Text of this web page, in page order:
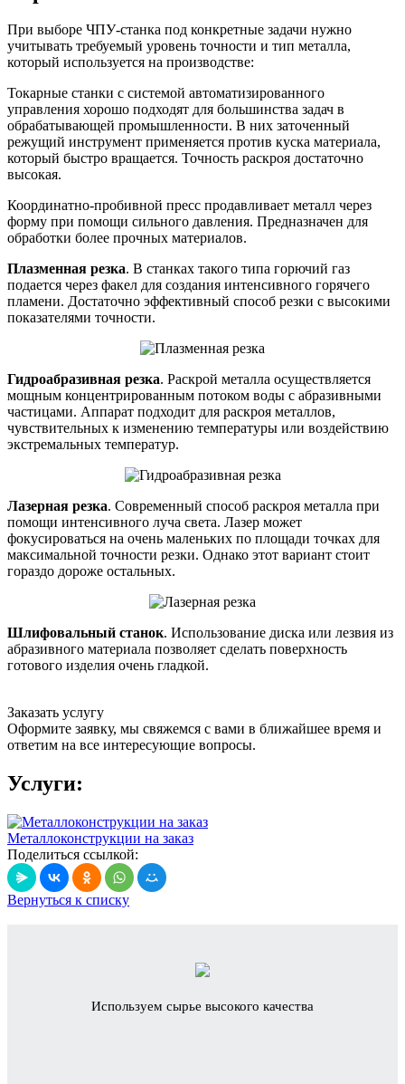
При выборе ЧПУ-станка под конкретные задачи нужно
учитывать требуемый уровень точности и тип металла,
который используется на производстве:
Токарные станки с системой автоматизированного
управления хорошо подходят для большинства задач в
обрабатывающей промышленности. В них заточенный
режущий инструмент применяется против куска материала,
который быстро вращается. Точность раскроя достаточно
высокая.
Координатно-пробивной пресс продавливает металл через
форму при помощи сильного давления. Предназначен для
обработки более прочных материалов.
Плазменная резка. В станках такого типа горючий газ
подается через факел для создания интенсивного горячего
пламени. Достаточно эффективный способ резки с высокими
показателями точности.
Гидроабразивная резка. Раскрой металла осуществляется
мощным концентрированным потоком воды с абразивными
частицами. Аппарат подходит для раскроя металлов,
чувствительных к изменению температуры или воздействию
экстремальных температур.
Лазерная резка. Современный способ раскроя металла при
помощи интенсивного луча света. Лазер может
фокусироваться на очень маленьких по площади точках для
максимальной точности резки. Однако этот вариант стоит
гораздо дороже остальных.
Шлифовальный станок. Использование диска или лезвия из
абразивного материала позволяет сделать поверхность
готового изделия очень гладкой.
Заказать услугу
Оформите заявку, мы свяжемся с вами в ближайшее время и
ответим на все интересующие вопросы.
Услуги:
Металлоконструкции на заказ
Поделиться ссылкой:
Вернуться к списку
Используем сырье высокого качества